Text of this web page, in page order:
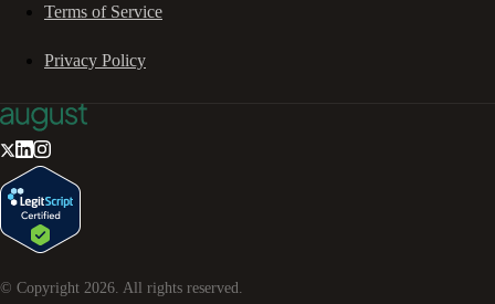
Terms of Service
Privacy Policy
© Copyright 2026 . All rights reserved.